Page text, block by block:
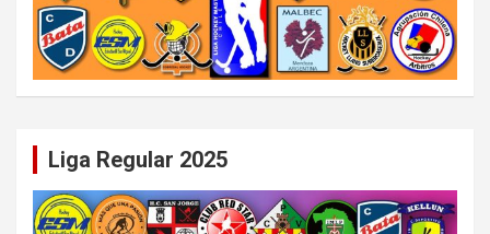
Liga Regular 2025